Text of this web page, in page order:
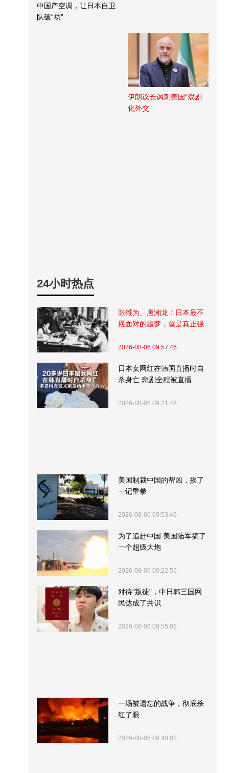
中国产空调，让日本自卫
队破“功”
伊朗议长讽刺美国“戏剧
化外交”
24小时热点
张维为、唐湘龙：日本最不
愿面对的噩梦，就是真正强
2026-08-06 09:57:46
日本女网红在韩国直播时自
杀身亡 悲剧全程被直播
2026-08-06 09:21:46
美国制裁中国的帮凶，挨了
一记重拳
2026-08-06 09:53:46
为了追赶中国 美国陆军搞了
一个超级大炮
2026-08-06 09:22:55
对待“叛徒”，中日韩三国网
民达成了共识
2026-08-06 09:55:03
一场被遗忘的战争，彻底杀
红了眼
2026-08-06 09:40:03